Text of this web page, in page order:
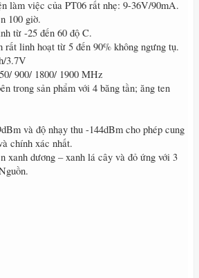
làm việc của PT06 rất nhẹ: 9-36V/90mA.
100 giờ.
từ -25 đến 60 độ C.
rất linh hoạt từ 5 đến 90% không ngưng tụ.
3.7V
900/ 1800/ 1900 MHz
trong sản phẩm với 4 băng tần; ăng ten
và độ nhạy thu -144dBm cho phép cung
chính xác nhất.
xanh dương – xanh lá cây và đỏ ứng với 3